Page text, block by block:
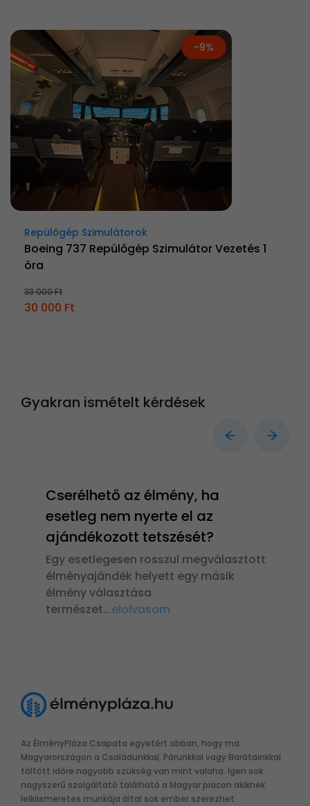
-9%
Repülőgép Szimulátorok
Boeing 737 Repülőgép Szimulátor Vezetés 1
óra
33 000 Ft
30 000 Ft
Gyakran ismételt kérdések
Cserélhető az élmény, ha
esetleg nem nyerte el az
ajándékozott tetszését?
Egy esetlegesen rosszul megválasztott
élményajándék helyett egy másik
élmény választása
természet...elolvasom
Az ÉlményPláza Csapata egyetért abban, hogy ma
Magyarországon a Családunkkal, Párunkkal vagy Barátainkkal
töltött időre nagyobb szükség van mint valaha. Igen sok
nagyszerű szolgáltató található a Magyar piacon akiknek
lelkiismeretes munkája által sok ember szerezhet